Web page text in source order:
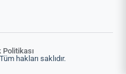
hakları saklıdır.
Politikası